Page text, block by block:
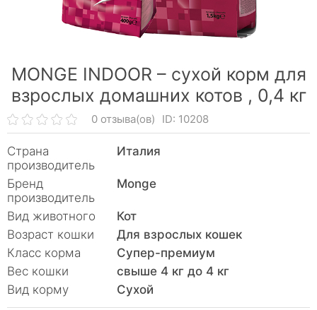
MONGE INDOOR – сухой корм для
взрослых домашних котов , 0,4 кг
0 отзыва(ов) ID: 10208
Страна
производитель
Италия
Бренд
производитель
Monge
Вид животного
Кот
Возраст кошки
Для взрослых кошек
Класс корма
Супер-премиум
Вес кошки
свыше 4 кг до 4 кг
Вид корму
Сухой